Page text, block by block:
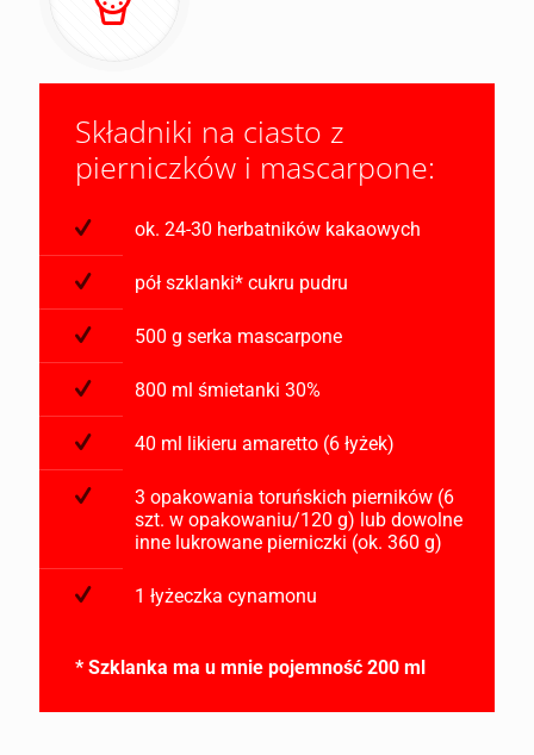
Składniki na ciasto z
pierniczków i mascarpone:
ok. 24-30 herbatników kakaowych
pół szklanki* cukru pudru
500 g serka mascarpone
800 ml śmietanki 30%
40 ml likieru amaretto (6 łyżek)
3 opakowania toruńskich pierników (6
szt. w opakowaniu/120 g) lub dowolne
inne lukrowane pierniczki (ok. 360 g)
1 łyżeczka cynamonu
* Szklanka ma u mnie pojemność 200 ml